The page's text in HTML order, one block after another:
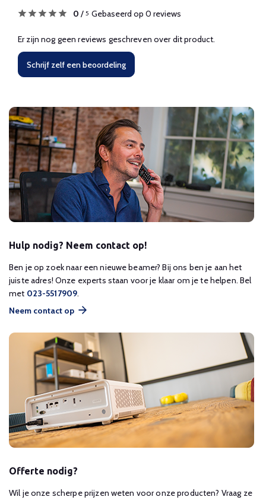
0 / 5 Gebaseerd op 0 reviews
Er zijn nog geen reviews geschreven over dit product.
Schrijf zelf een beoordeling
Hulp nodig? Neem contact op!
Ben je op zoek naar een nieuwe beamer? Bij ons ben je aan het
juiste adres! Onze experts staan voor je klaar om je te helpen. Bel
met 023-5517909.
Neem contact op
Offerte nodig?
Wil je onze scherpe prijzen weten voor onze producten? Vraag ze